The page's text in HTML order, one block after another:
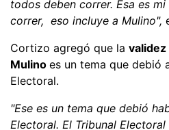
todos deben correr. Esa es
correr, eso incluye a Mulino",
Cortizo agregó que la validez
Mulino es un tema que debió
Electoral.
"Ese es un tema que debió
Electoral. El Tribunal